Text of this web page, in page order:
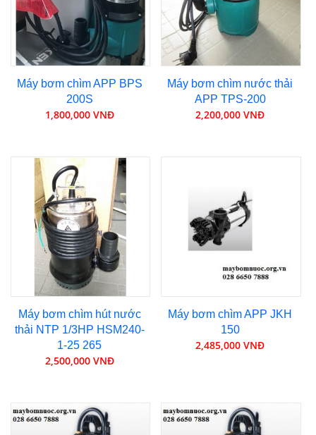
Máy bơm chìm APP BPS
200S
1,800,000 VNĐ
Máy bơm chìm nước thải
APP TPS-200
2,200,000 VNĐ
Máy bơm chìm hút nước
thải NTP 1/3HP HSM240-
1-25 265
2,500,000 VNĐ
Máy bơm chìm APP JKH
150
2,485,000 VNĐ